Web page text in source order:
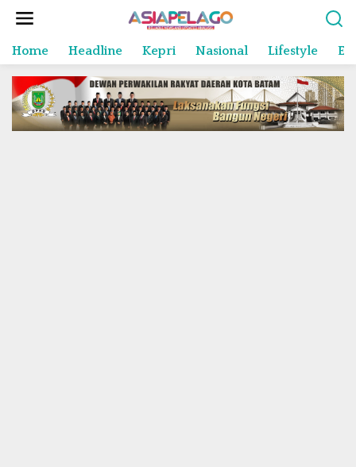
Home Headline Kepri Nasional Lifestyle